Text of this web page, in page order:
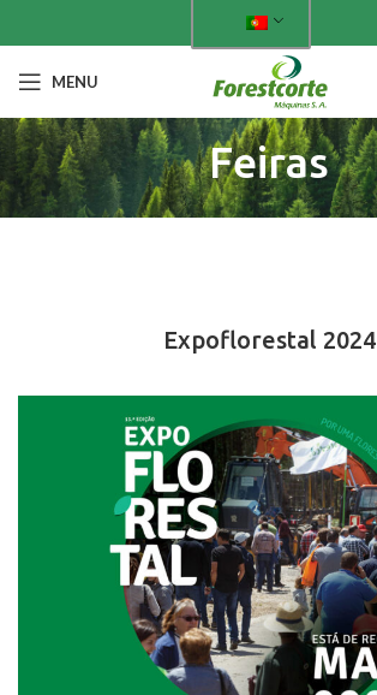
MENU
Feiras
Expoflorestal 2024